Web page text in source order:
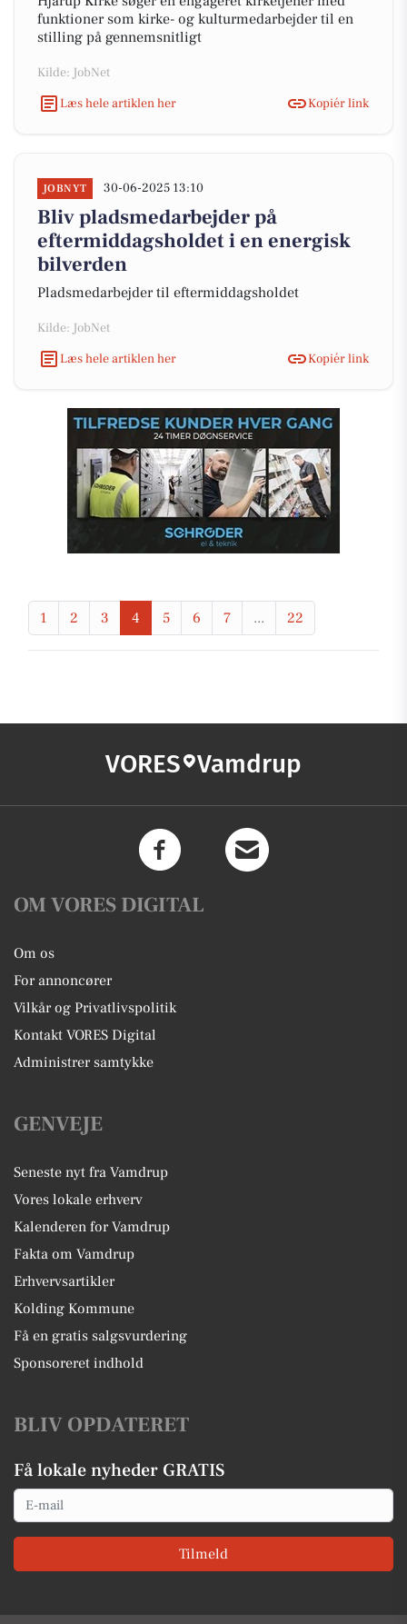
funktioner som kirke- og kulturmedarbejder til en
stilling på gennemsnitligt
Kilde: JobNet
Læs hele artiklen her
Kopiér link
JOBNYT 30-06-2025 13:10
Bliv pladsmedarbejder på
eftermiddagsholdet i en energisk
bilverden
Pladsmedarbejder til eftermiddagsholdet
Kilde: JobNet
Læs hele artiklen her
Kopiér link
1 2 3 4 5 6 7 ... 22
VORES Vamdrup
OM VORES DIGITAL
Om os
For annoncører
Vilkår og Privatlivspolitik
Kontakt VORES Digital
Administrer samtykke
GENVEJE
Seneste nyt fra Vamdrup
Vores lokale erhverv
Kalenderen for Vamdrup
Fakta om Vamdrup
Erhvervsartikler
Kolding Kommune
Få en gratis salgsvurdering
Sponsoreret indhold
BLIV OPDATERET
Få lokale nyheder GRATIS
Email
Tilmeld